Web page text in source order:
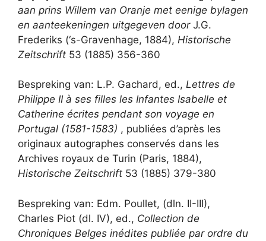
aan prins Willem van Oranje met eenige bylagen
en aanteekeningen uitgegeven door J.G.
Frederiks (‘s-Gravenhage, 1884), Historische
Zeitschrift 53 (1885) 356-360
Bespreking van: L.P. Gachard, ed., Lettres de
Philippe II à ses filles les Infantes Isabelle et
Catherine écrites pendant son voyage en
Portugal (1581-1583) , publiées d’après les
originaux autographes conservés dans les
Archives royaux de Turin (Paris, 1884),
Historische Zeitschrift 53 (1885) 379-380
Bespreking van: Edm. Poullet, (dln. II-III),
Charles Piot (dl. IV), ed., Collection de
Chroniques Belges inédites publiée par ordre du